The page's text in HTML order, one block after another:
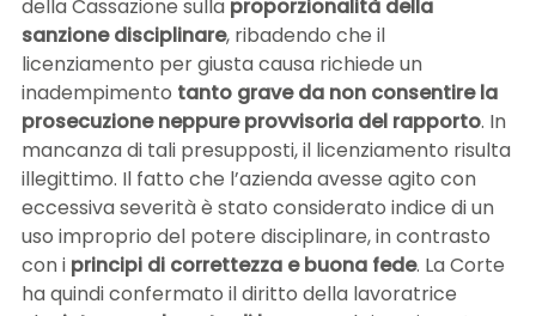
della Cassazione sulla proporzionalità della
sanzione disciplinare, ribadendo che il
licenziamento per giusta causa richiede un
inadempimento tanto grave da non consentire la
prosecuzione neppure provvisoria del rapporto. In
mancanza di tali presupposti, il licenziamento risulta
illegittimo. Il fatto che l’azienda avesse agito con
eccessiva severità è stato considerato indice di un
uso improprio del potere disciplinare, in contrasto
con i principi di correttezza e buona fede. La Corte
ha quindi confermato il diritto della lavoratrice